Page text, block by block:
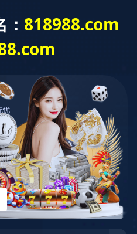
云（中国）
开云（中国）
案 案例
服务
广东总部咨询电话：
400-600-4155
ERP软件
造ERP系统
器ERP系统
ERP软件
ERP系统 机器人ERP软件
息化管
务商
>ERP方案 精密五金ERP系统